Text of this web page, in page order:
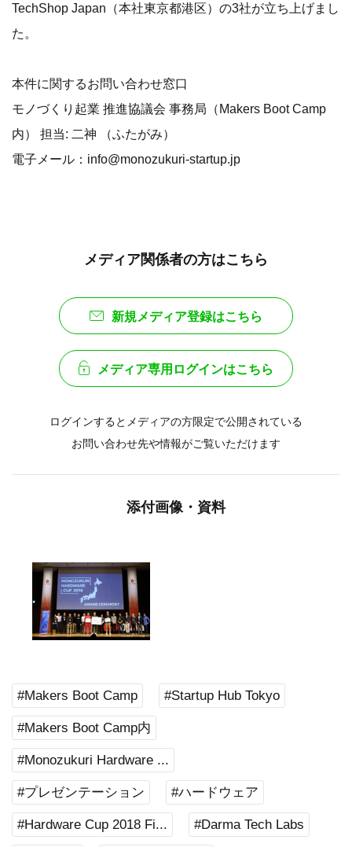
TechShop Japan（本社東京都港区）の3社が立ち上げまし
た。
本件に関するお問い合わせ窓口
モノづくり起業 推進協議会 事務局（Makers Boot Camp
内） 担当: 二神 （ふたがみ）
電子メール：info@monozukuri-startup.jp
メディア関係者の方はこちら
新規メディア登録はこちら
メディア専用ログインはこちら
ログインするとメディアの方限定で公開されている
お問い合わせ先や情報がご覧いただけます
添付画像・資料
#Makers Boot Camp #Startup Hub Tokyo
#Makers Boot Camp内
#Monozukuri Hardware ...
#プレゼンテーション #ハードウェア
#Hardware Cup 2018 Fi... #Darma Tech Labs